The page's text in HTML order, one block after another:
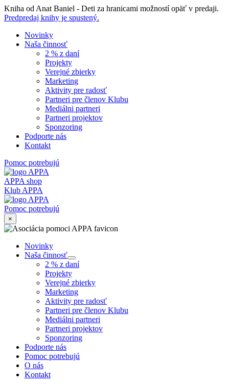
Skip
to
Kniha od Anat Baniel - Deti za hranicami možností opäť v predaji.
Predpredaj knihy je spustený.
Novinky
Naša činnosť
2 % z daní
Projekty
Verejné zbierky
Marketing
Aktivity pre radosť
Partneri pre členov Klubu
Mediálni partneri
Partneri projektov
Sponzoring
Podporte nás
Kontakt
Pomoc potrebujú
APPA shop
Klub APPA
Pomoc potrebujú
×
Novinky
Naša činnosť
Submenu
2 % z daní
Projekty
Verejné zbierky
Marketing
Aktivity pre radosť
Partneri pre členov Klubu
Mediálni partneri
Partneri projektov
Sponzoring
Podporte nás
Pomoc potrebujú
O nás
Kontakt